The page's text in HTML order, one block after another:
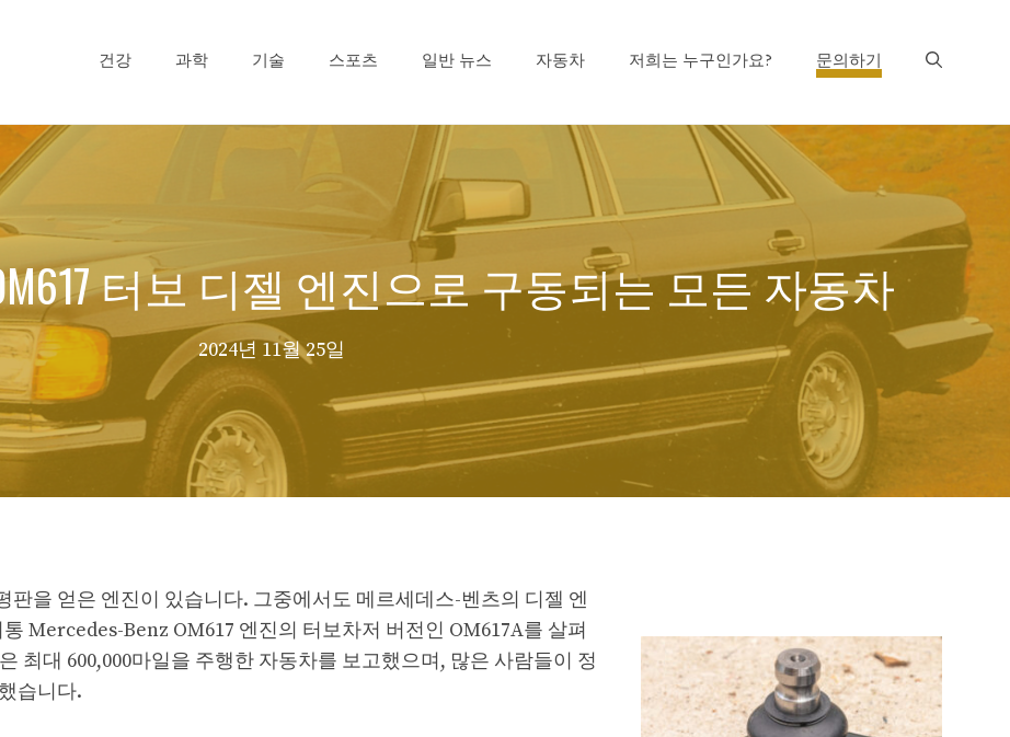
건강 과학 기술 스포츠 일반 뉴스 자동차 저희는 누구인가요? 문의하기
터보 디젤 엔진으로 구동되는 모든 자동차
2024년 11월 25일
판을 얻은 엔진이 있습니다. 그중에서도 메르세데스-벤츠의 디젤 엔
Mercedes-Benz OM617 엔진의 터보차저 버전인 OM617A를 살펴
최대 600,000마일을 주행한 자동차를 보고했으며, 많은 사람들이 정
습니다.